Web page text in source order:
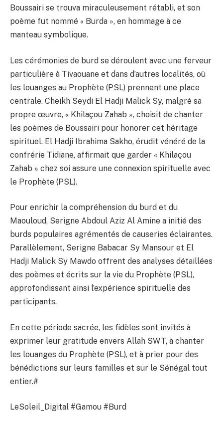
Boussairi se trouva miraculeusement rétabli, et son
poème fut nommé « Burda », en hommage à ce
manteau symbolique.
Les cérémonies de burd se déroulent avec une ferveur
particulière à Tivaouane et dans d’autres localités, où
les louanges au Prophète (PSL) prennent une place
centrale. Cheikh Seydi El Hadji Malick Sy, malgré sa
propre œuvre, « Khilaçou Zahab », choisit de chanter
les poèmes de Boussairi pour honorer cet héritage
spirituel. El Hadji Ibrahima Sakho, érudit vénéré de la
confrérie Tidiane, affirmait que garder « Khilaçou
Zahab » chez soi assure une connexion spirituelle avec
le Prophète (PSL).
Pour enrichir la compréhension du burd et du
Maouloud, Serigne Abdoul Aziz Al Amine a initié des
burds populaires agrémentés de causeries éclairantes.
Parallèlement, Serigne Babacar Sy Mansour et El
Hadji Malick Sy Mawdo offrent des analyses détaillées
des poèmes et écrits sur la vie du Prophète (PSL),
approfondissant ainsi l’expérience spirituelle des
participants.
En cette période sacrée, les fidèles sont invités à
exprimer leur gratitude envers Allah SWT, à chanter
les louanges du Prophète (PSL), et à prier pour des
bénédictions sur leurs familles et sur le Sénégal tout
entier.#
LeSoleil_Digital #Gamou #Burd